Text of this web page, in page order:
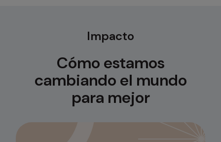
Impacto
Cómo estamos
cambiando el mundo
para mejor